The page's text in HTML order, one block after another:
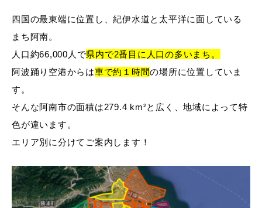
四国の最東端に位置し、紀伊水道と太平洋に面している
まち阿南。
人口約66,000人で県内で2番目に人口の多いまち。
阿波踊り空港からは車で約１時間の場所に位置していま
す。
そんな阿南市の面積は279.4 km²と広く、地域によって特
色が違います。
エリア別に分けてご案内します！